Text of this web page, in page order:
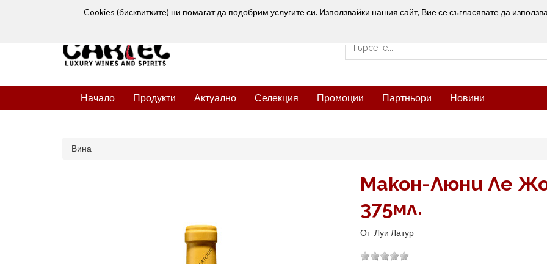
Cookies (бисквитките) ни помагат да подобрим услугите си. Използвайки нашия сайт, Вие се съгласявате да
Начало Продукти Актуално Селекция Промоции Партньори Новини
Вина
Макон-Люни Ле
375мл.
От Луи Латур